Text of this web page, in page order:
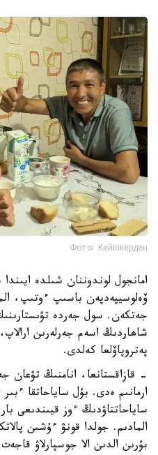
Фото: Кейіпкерден
امانجول لوندوننان شىلدە
ۆەلوسيپەدپەن باسىپ ءوتىپ،
جەتكەن. سول جەردە
شاھاردىڭ اسەم جەرلەرىن
پەتروپاۆلعا كەلدى.
- قازاقستانعا، انامنىڭ تۋعان
ارمانىم ەدى. بۇل ساياحاتقا
ساياحاتتاۋدىڭ ءوز قيىندىعى
المادىم. جولدا قونۋ ءۇشىن
بۇرىن الدىن الا جوسپارلاۋ